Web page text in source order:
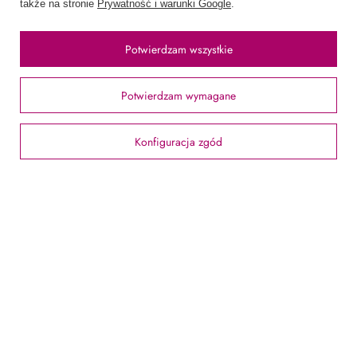
Chcę zareklamować produkt
Chcę wymienić produkt
także na stronie Prywatność i warunki Google.
Potwierdzam wymagane
Konfiguracja zgód
Potwierdzam wszystkie